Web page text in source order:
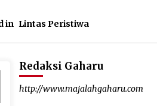
in Lintas Peristiwa
Redaksi Gaharu
http://www.majalahgaharu.com